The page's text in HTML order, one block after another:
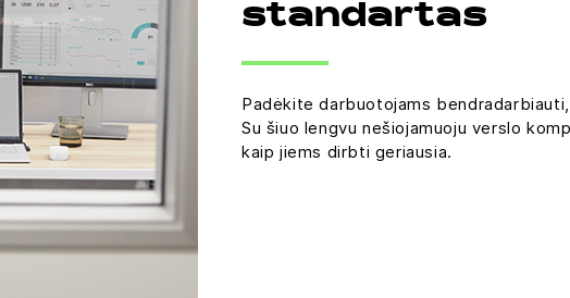
standartas
Padėkite darbuotojams
Su šiuo lengvu nešiojamuoju verslo
kaip jiems dirbti geriausia.